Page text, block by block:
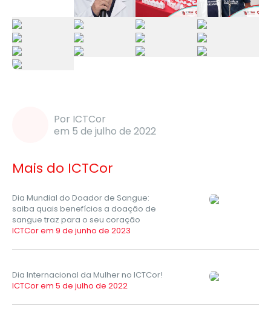
Por ICTCor
em 5 de julho de 2022
Mais do ICTCor
Dia Mundial do Doador de Sangue:
saiba quais benefícios a doação de
sangue traz para o seu coração
ICTCor em 9 de junho de 2023
Dia Internacional da Mulher no ICTCor!
ICTCor em 5 de julho de 2022